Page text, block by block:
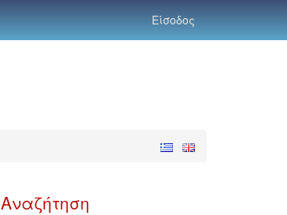
Είσοδος
Αναζήτηση